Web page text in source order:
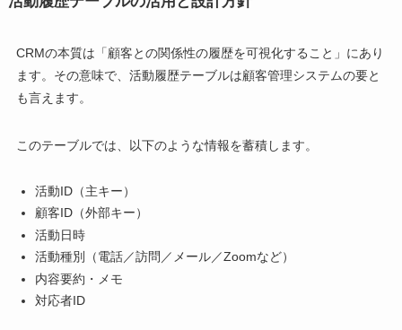
CRMの本質は「顧客との関係性の履歴を可視化すること」にあり
ます。その意味で、活動履歴テーブルは顧客管理システムの要と
も言えます。
このテーブルでは、以下のような情報を蓄積します。
活動ID（主キー）
顧客ID（外部キー）
活動日時
活動種別（電話／訪問／メール／Zoomなど）
内容要約・メモ
対応者ID